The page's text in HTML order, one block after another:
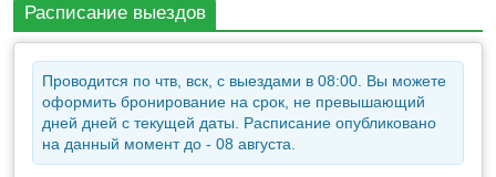
* Посещение Розового озера, фотосессия - 30 минут
* Историческая экскурсия по району Малый
Иерусалим - 1 час 30 минут
* Прогулка по новой набережной Евпатории - 30
минут
Расписание выездов
Проводится по чтв, вск, с выездами в 08:00. Вы можете
оформить бронирование на срок, не превышающий
дней дней с текущей даты. Расписание опубликовано
на данный момент до - 08 августа.